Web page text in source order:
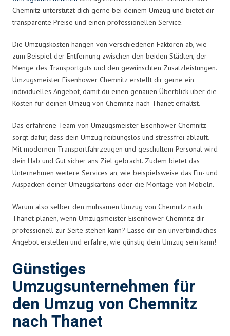
Chemnitz unterstützt dich gerne bei deinem Umzug und bietet dir
transparente Preise und einen professionellen Service.
Die Umzugskosten hängen von verschiedenen Faktoren ab, wie
zum Beispiel der Entfernung zwischen den beiden Städten, der
Menge des Transportguts und den gewünschten Zusatzleistungen.
Umzugsmeister Eisenhower Chemnitz erstellt dir gerne ein
individuelles Angebot, damit du einen genauen Überblick über die
Kosten für deinen Umzug von Chemnitz nach Thanet erhältst.
Das erfahrene Team von Umzugsmeister Eisenhower Chemnitz
sorgt dafür, dass dein Umzug reibungslos und stressfrei abläuft.
Mit modernen Transportfahrzeugen und geschultem Personal wird
dein Hab und Gut sicher ans Ziel gebracht. Zudem bietet das
Unternehmen weitere Services an, wie beispielsweise das Ein- und
Auspacken deiner Umzugskartons oder die Montage von Möbeln.
Warum also selber den mühsamen Umzug von Chemnitz nach
Thanet planen, wenn Umzugsmeister Eisenhower Chemnitz dir
professionell zur Seite stehen kann? Lasse dir ein unverbindliches
Angebot erstellen und erfahre, wie günstig dein Umzug sein kann!
Günstiges
Umzugsunternehmen für
den Umzug von Chemnitz
nach Thanet